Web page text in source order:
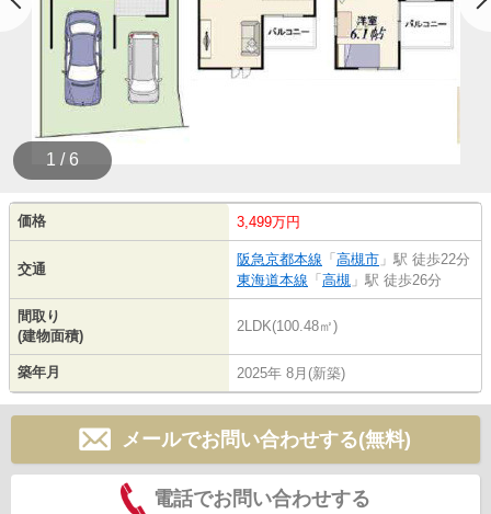
1 / 6
価格 3,499万円
交通
阪急京都本線 「 高槻市 」駅 徒歩22分
東海道本線 「 高槻 」駅 徒歩26分
間取り
(建物面積)
2LDK(100.48㎡)
築年月 2025年 8月(新築)
メールでお問い合わせする(無料)
電話でお問い合わせする